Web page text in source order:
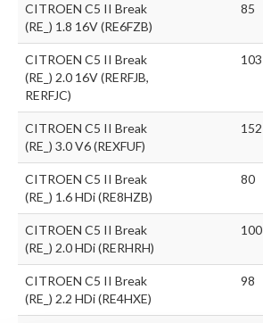
CITROEN C5 II Break
(RE_) 1.8 16V (RE6FZB)
85
CITROEN C5 II Break
(RE_) 2.0 16V (RERFJB,
RERFJC)
103
CITROEN C5 II Break
(RE_) 3.0 V6 (REXFUF)
152
CITROEN C5 II Break
(RE_) 1.6 HDi (RE8HZB)
80
CITROEN C5 II Break
(RE_) 2.0 HDi (RERHRH)
100
CITROEN C5 II Break
(RE_) 2.2 HDi (RE4HXE)
98